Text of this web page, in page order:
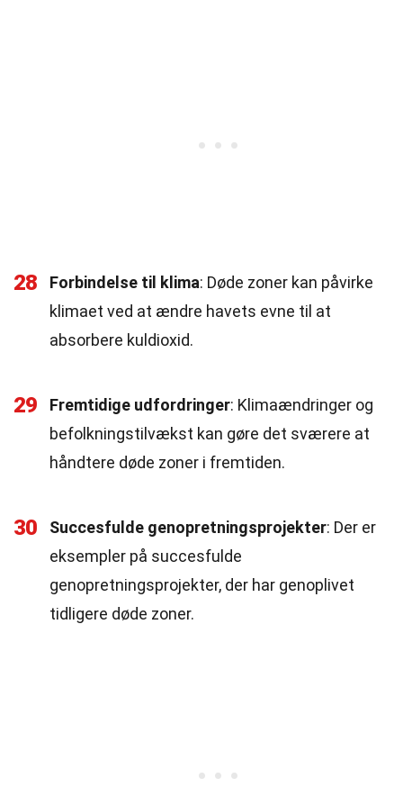
28 Forbindelse til klima: Døde zoner kan påvirke
klimaet ved at ændre havets evne til at
absorbere kuldioxid.
29 Fremtidige udfordringer: Klimaændringer og
befolkningstilvækst kan gøre det sværere at
håndtere døde zoner i fremtiden.
30 Succesfulde genopretningsprojekter: Der er
eksempler på succesfulde
genopretningsprojekter, der har genoplivet
tidligere døde zoner.